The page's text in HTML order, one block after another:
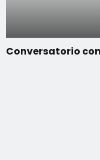
Conversatorio